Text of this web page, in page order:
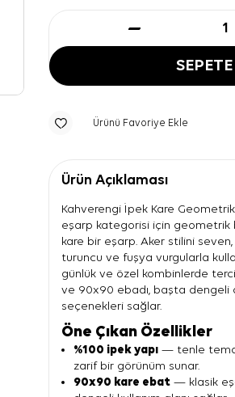
Ürünü Favoriye Ekle
Ürün Açıklaması
Kahverengi İpek Kare
eşarp kategorisi için geometrik
kare bir eşarp. Aker stilini seven,
turuncu ve fuşya vurgularla
günlük ve özel kombinlerde
ve 90x90 ebadı, başta dengeli
seçenekleri sağlar.
Öne Çıkan Özellikler
%100 ipek yapı — tenle
zarif bir görünüm sunar.
90x90 kare ebat — klasik